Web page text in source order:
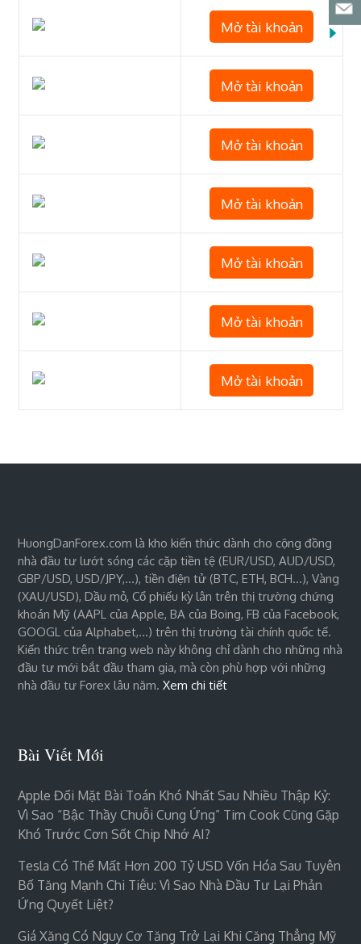
Mở tài khoản
Mở tài khoản
Mở tài khoản
Mở tài khoản
Mở tài khoản
Mở tài khoản
Mở tài khoản
HuongDanForex.com là kho kiến thức dành cho cộng đồng
nhà đầu tư lướt sóng các cặp tiền tệ (EUR/USD, AUD/USD,
GBP/USD, USD/JPY,…), tiền điện tử (BTC, ETH, BCH…), Vàng
(XAU/USD), Dầu mỏ, Cổ phiếu kỳ lân trên thị trường chứng
khoán Mỹ (AAPL của Apple, BA của Boing, FB của Facebook,
GOOGL của Alphabet,…) trên thị trường tài chính quốc tế.
Kiến thức trên trang web này không chỉ dành cho những nhà
đầu tư mới bắt đầu tham gia, mà còn phù hợp với những
nhà đầu tư Forex lâu năm.Xem chi tiết
Bài Viết Mới
Apple Đối Mặt Bài Toán Khó Nhất Sau Nhiều Thập Kỷ:
Vì Sao “bậc Thầy Chuỗi Cung Ứng” Tim Cook Cũng Gặp
Khó Trước Cơn Sốt Chip Nhớ AI?
Tesla Có Thể Mất Hơn 200 Tỷ USD Vốn Hóa Sau Tuyên
Bố Tăng Mạnh Chi Tiêu: Vì Sao Nhà Đầu Tư Lại Phản
Ứng Quyết Liệt?
Giá Xăng Có Nguy Cơ Tăng Trở Lại Khi Căng Thẳng Mỹ